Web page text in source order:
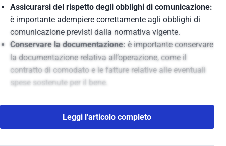
Assicurarsi del rispetto degli obblighi di comunicazione:
è importante adempiere correttamente agli obblighi di
comunicazione previsti dalla normativa vigente.
Conservare la documentazione: è importante conservare
la documentazione relativa all’operazione, come il
contratto di comodato e le fatture relative alle eventuali
spese sostenute per il bene.
Leggi l'articolo completo